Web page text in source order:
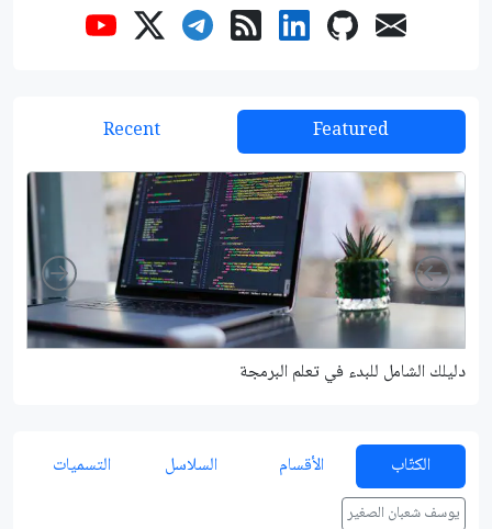
Featured
Recent
دليلك الشامل للبدء في تعلم البرمجة
Left
الكتّاب الأقسام السلاسل التسميات
يوسف شعبان الصغير